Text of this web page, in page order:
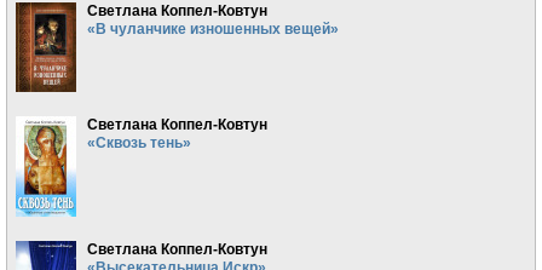
Светлана Коппел-Ковтун
«В чуланчике изношенных вещей»
Светлана Коппел-Ковтун
«Сквозь тень»
Светлана Коппел-Ковтун
«Высекательница Искр»